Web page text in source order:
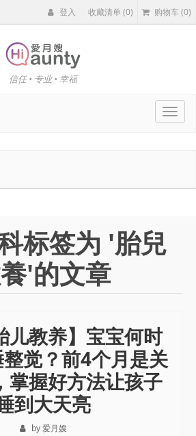
登入 收藏清单(0) 购物车(0)
信任 • 专业 • 幸福
标签为 '胎兒
'的文章
儿教养】宝宝何时
觉？前4个月是关
掌握好方法让孩子
到大天亮
by 爱月嫂